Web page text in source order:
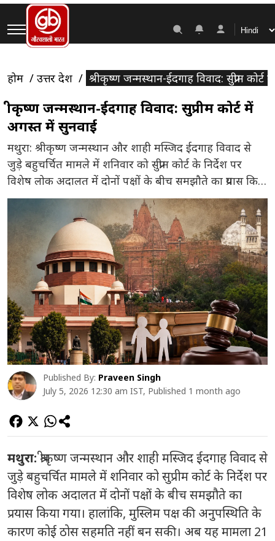
होम उत्तर प्रदेश श्रीकृष्ण जन्मस्थान-ईदगाह विवाद: सुप्रीम
श्रीकृष्ण जन्मस्थान-ईदगाह विवाद: सुप्रीम कोर्ट में
अगस्त में सुनवाई
मथुरा: श्रीकृष्ण जन्मस्थान और शाही मस्जिद ईदगाह विवाद से
जुड़े बहुचर्चित मामले में शनिवार को सुप्रीम कोर्ट के निर्देश पर
विशेष लोक अदालत में दोनों पक्षों के बीच समझौते का प्रयास किया
गया। हालांकि, मुस्लिम पक्ष की अनुपस्थिति के कारण कोई ठोस
सहमति नहीं बन सकी। अब यह मामला 21 से 23 अगस्त के बीच
[…]
Published By: Praveen Singh
July 5, 2026 12:30 am IST, Published 1 month ago
मथुरा:श्रीकृष्ण जन्मस्थान और शाही मस्जिद ईदगाह विवाद से
जुड़े बहुचर्चित मामले में शनिवार को सुप्रीम कोर्ट के निर्देश पर
विशेष लोक अदालत में दोनों पक्षों के बीच समझौते का
प्रयास किया गया। हालांकि, मुस्लिम पक्ष की अनुपस्थिति के
कारण कोई ठोस सहमति नहीं बन सकी। अब यह मामला 21